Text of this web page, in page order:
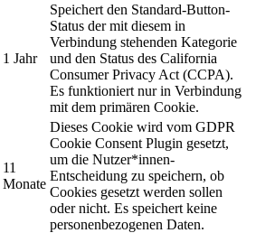
1 Jahr
Speichert den Standard-Button-
Status der mit diesem in
Verbindung stehenden Kategorie
und den Status des California
Consumer Privacy Act (CCPA).
Es funktioniert nur in Verbindung
mit dem primären Cookie.
11
Monate
Dieses Cookie wird vom GDPR
Cookie Consent Plugin gesetzt,
um die Nutzer*innen-
Entscheidung zu speichern, ob
Cookies gesetzt werden sollen
oder nicht. Es speichert keine
personenbezogenen Daten.